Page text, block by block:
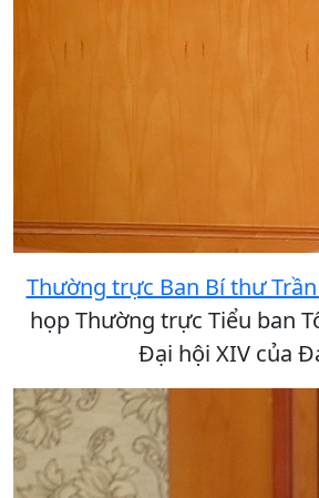
Thường trực Ban Bí thư Trần
họp Thường trực Tiểu ban
Đại hội XIV của